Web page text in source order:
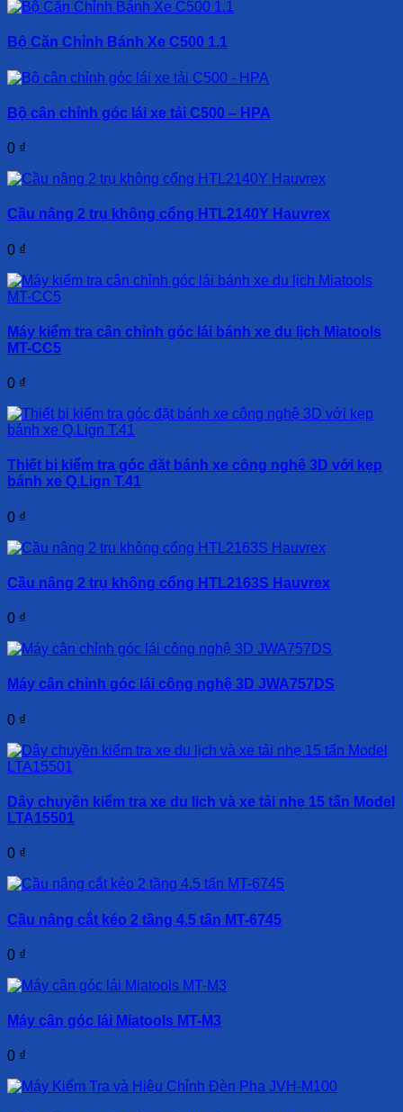
Bộ Căn Chỉnh Bánh Xe C500 1.1
Bộ cân chỉnh góc lái xe tải C500 – HPA
0 ₫
Cầu nâng 2 trụ không cổng HTL2140Y Hauvrex
0 ₫
Máy kiểm tra cân chỉnh góc lái bánh xe du lịch Miatools
MT-CC5
0 ₫
Thiết bị kiểm tra góc đặt bánh xe công nghệ 3D với kẹp
bánh xe Q.Lign T.41
0 ₫
Cầu nâng 2 trụ không cổng HTL2163S Hauvrex
0 ₫
Máy cân chỉnh góc lái công nghệ 3D JWA757DS
0 ₫
Dây chuyền kiểm tra xe du lịch và xe tải nhẹ 15 tấn Model
LTA15501
0 ₫
Cầu nâng cắt kéo 2 tầng 4.5 tấn MT-6745
0 ₫
Máy cân góc lái Miatools MT-M3
0 ₫